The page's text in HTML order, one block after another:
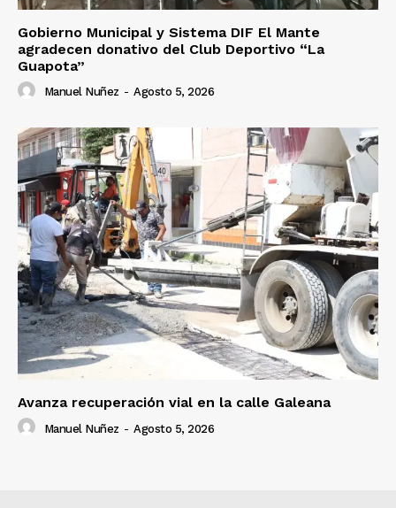
Gobierno Municipal y Sistema DIF El Mante
agradecen donativo del Club Deportivo “La
Guapota”
Manuel Nuñez - Agosto 5, 2026
Avanza recuperación vial en la calle Galeana
Manuel Nuñez - Agosto 5, 2026